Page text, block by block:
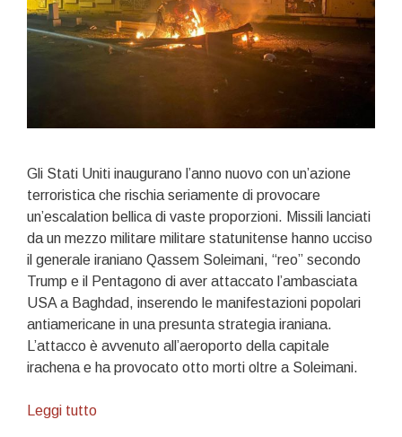
Gli Stati Uniti inaugurano l’anno nuovo con un’azione
terroristica che rischia seriamente di provocare
un’escalation bellica di vaste proporzioni. Missili lanciati
da un mezzo militare militare statunitense hanno ucciso
il generale iraniano Qassem Soleimani, “reo” secondo
Trump e il Pentagono di aver attaccato l’ambasciata
USA a Baghdad, inserendo le manifestazioni popolari
antiamericane in una presunta strategia iraniana.
L’attacco è avvenuto all’aeroporto della capitale
irachena e ha provocato otto morti oltre a Soleimani.
Leggi tuttoIl